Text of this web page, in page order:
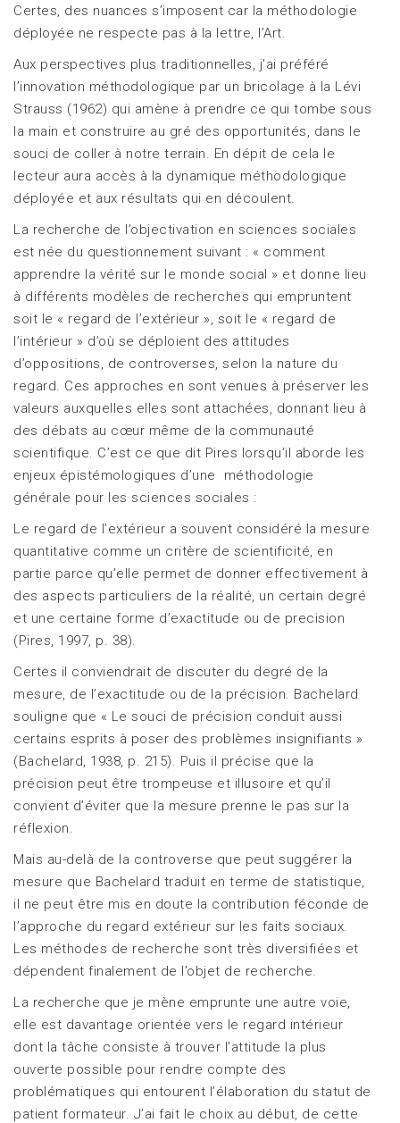
Certes, des nuances s’imposent car la méthodologie
déployée ne respecte pas à la lettre, l’Art.
Aux perspectives plus traditionnelles, j’ai préféré
l’innovation méthodologique par un bricolage à la Lévi
Strauss (1962) qui amène à prendre ce qui tombe sous
la main et construire au gré des opportunités, dans le
souci de coller à notre terrain. En dépit de cela le
lecteur aura accès à la dynamique méthodologique
déployée et aux résultats qui en découlent.
La recherche de l’objectivation en sciences sociales
est née du questionnement suivant : « comment
apprendre la vérité sur le monde social » et donne lieu
à différents modèles de recherches qui empruntent
soit le « regard de l’extérieur », soit le « regard de
l’intérieur » d’où se déploient des attitudes
d’oppositions, de controverses, selon la nature du
regard. Ces approches en sont venues à préserver les
valeurs auxquelles elles sont attachées, donnant lieu à
des débats au cœur même de la communauté
scientifique. C’est ce que dit Pires lorsqu’il aborde les
enjeux épistémologiques d’une méthodologie
générale pour les sciences sociales :
Le regard de l’extérieur a souvent considéré la mesure
quantitative comme un critère de scientificité, en
partie parce qu’elle permet de donner effectivement à
des aspects particuliers de la réalité, un certain degré
et une certaine forme d’exactitude ou de precision
(Pires, 1997, p. 38).
Certes il conviendrait de discuter du degré de la
mesure, de l’exactitude ou de la précision. Bachelard
souligne que « Le souci de précision conduit aussi
certains esprits à poser des problèmes insignifiants »
(Bachelard, 1938, p. 215). Puis il précise que la
précision peut être trompeuse et illusoire et qu’il
convient d’éviter que la mesure prenne le pas sur la
réflexion.
Mais au-delà de la controverse que peut suggérer la
mesure que Bachelard traduit en terme de statistique,
il ne peut être mis en doute la contribution féconde de
l’approche du regard extérieur sur les faits sociaux.
Les méthodes de recherche sont très diversifiées et
dépendent finalement de l’objet de recherche.
La recherche que je mène emprunte une autre voie,
elle est davantage orientée vers le regard intérieur
dont la tâche consiste à trouver l’attitude la plus
ouverte possible pour rendre compte des
problématiques qui entourent l’élaboration du statut de
patient formateur. J’ai fait le choix au début, de cette